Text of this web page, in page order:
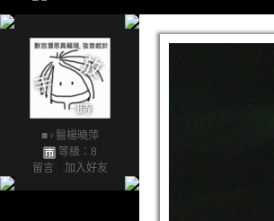
■♀醫楊曉萍
等級：8
留言
加入好友